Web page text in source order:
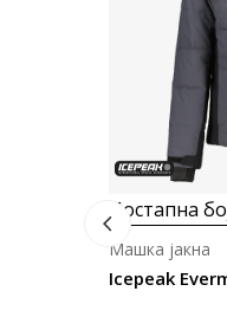
Достапна
Icepeak
Машка јакна